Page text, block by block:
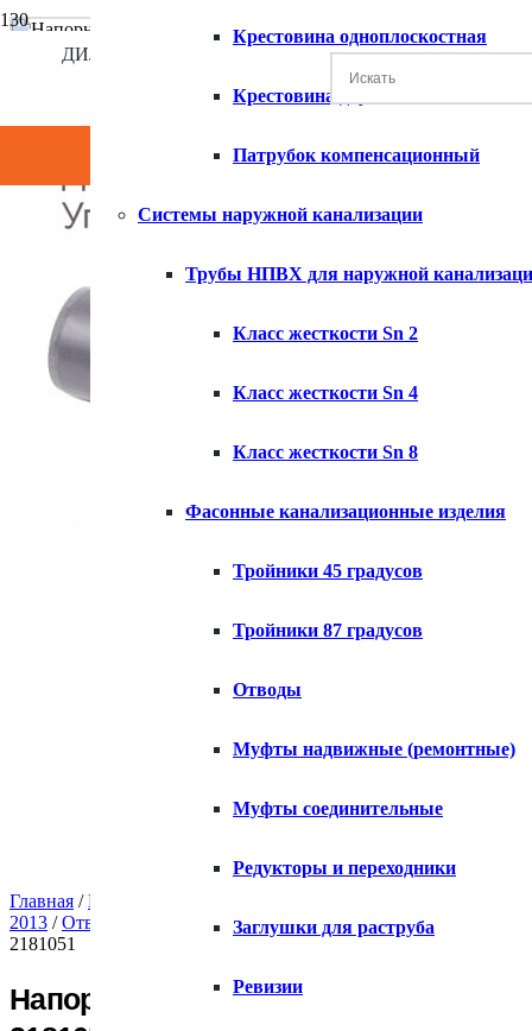
ДИЛЕР КОМПАНИИ ХЕМКОР
Крестовина одноплоскостная
Крестовина двухплоскостная
Патрубок компенсационный
Системы наружной канализации
Трубы НПВХ для наружной
Класс жесткости Sn 2
Класс жесткости Sn 4
Класс жесткости Sn 8
Фасонные канализационные изделия
Тройники 45 градусов
Тройники 87 градусов
Отводы
Муфты надвижные (ремонтные)
Муфты соединительные
Редукторы и переходники
Заглушки для раструба
Ревизии
Главная /Каталог
2013 /Отводы напорные
/ Напорный отвод ХЕМКОР НПВХ, 160
2181051
Напорный отвод ХЕМКОР НПВХ, 160